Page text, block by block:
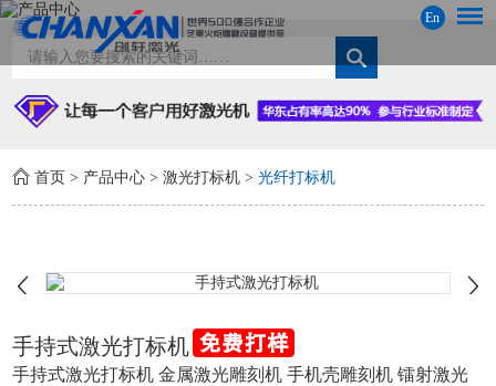
En
首页 > 产品中心 >激光打标机 >光纤打标机
手持式激光打标机
手持式激光打标机 金属激光雕刻机 手机壳雕刻机 镭射激光